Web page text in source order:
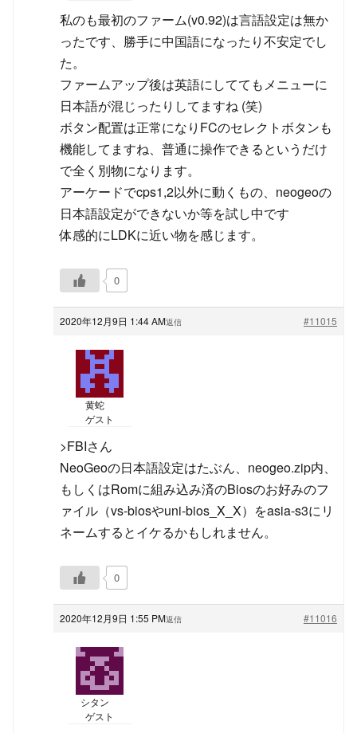
私のも最初のファーム(v0.92)は言語設定は無か
ったです、勝手に中国語になったり不安定でし
た。
ファームアップ後は英語にしててもメニューに
日本語が混じったりしてますね (笑)
ボタン配置は正常になりFCのセレクトボタンも
機能してますね、普通に操作できるというだけ
で全く別物になります。
アーケードでcps1,2以外に動くもの、neogeoの
日本語設定ができないか等を試し中です
体感的にLDKに近い物を感じます。
0
2020年12月9日 1:44 AM #11015
返信
黄蛇
ゲスト
>FBIさん
NeoGeoの日本語設定はたぶん、neogeo.zip内、
もしくはRomに組み込み済のBiosのお好みのフ
ァイル（vs-biosやuni-bios_X_X）をasia-s3にリ
ネームするとイケるかもしれません。
0
2020年12月9日 1:55 PM #11016
返信
シタン
ゲスト